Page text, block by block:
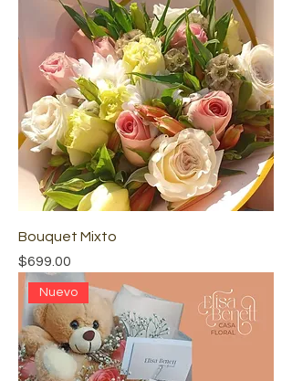
Bouquet Mixto
Precio
$699.00
Nuevo